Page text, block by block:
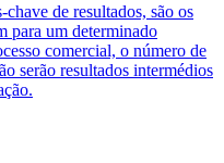
de resultados, são os
para um determinado
comercial, o número de
serão resultados intermédios